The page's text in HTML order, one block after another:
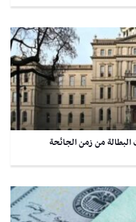
من زمن الجائحة